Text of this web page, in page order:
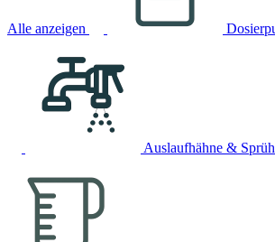
Alle anzeigen
Auslaufhähne &